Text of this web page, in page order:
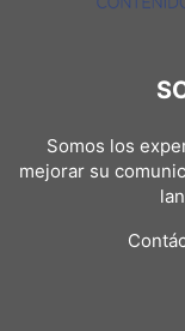
Somos los
mejorar su